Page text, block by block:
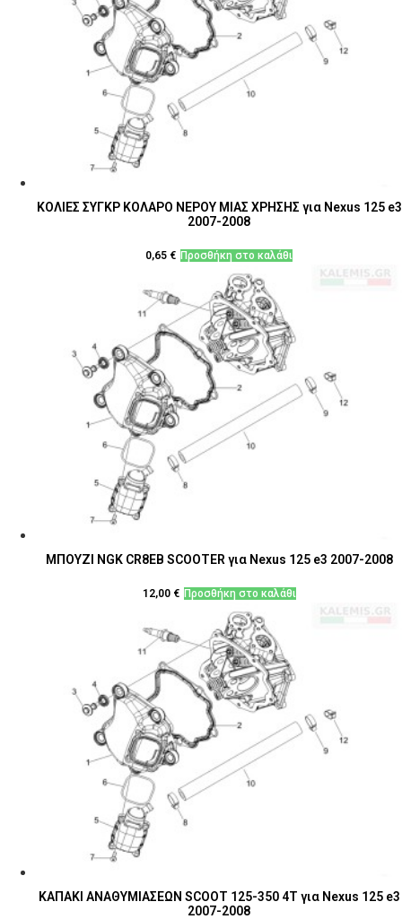
ΚΟΛΙΕΣ ΣΥΓΚΡ ΚΟΛΑΡΟ ΝΕΡΟΥ ΜΙΑΣ ΧΡΗΣΗΣ για Nexus 125 e3
2007-2008
0,65 € Προσθήκη στο καλάθι
ΜΠΟΥΖΙ NGK CR8EB SCOOTER για Nexus 125 e3 2007-2008
12,00 € Προσθήκη στο καλάθι
ΚΑΠΑΚΙ ΑΝΑΘΥΜΙΑΣΕΩΝ SCOOT 125-350 4T για Nexus 125 e3
2007-2008